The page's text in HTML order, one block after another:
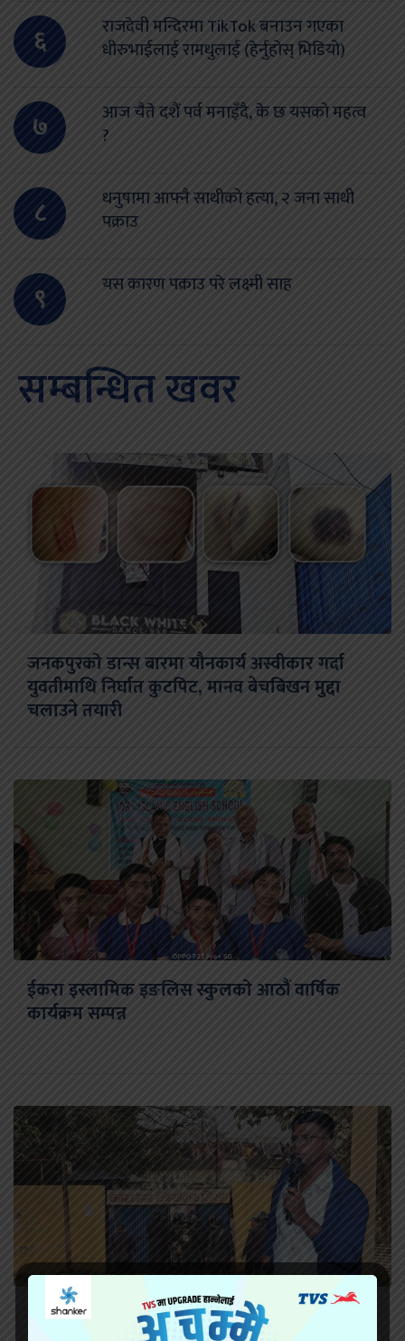
६
राजदेवी मन्दिरमा TikTok बनाउन गएका
धीरुभाईलाई रामधुलाई (हेर्नुहोस् भिडियो)
७
आज चैते दशैं पर्व मनाइँदै, के छ यसको महत्व
?
८
धनुषामा आफ्नै साथीको हत्या, २ जना साथी
पक्राउ
९ यस कारण पक्राउ परे लक्ष्मी साह
सम्बन्धित खवर
जनकपुरको डान्स बारमा यौनकार्य अस्वीकार गर्दा
युवतीमाथि निर्घात कुटपिट, मानव बेचबिखन मुद्दा
चलाउने तयारी
ईकरा इस्लामिक इङलिस स्कुलको आठौं वार्षिक
कार्यक्रम सम्पन्न
सिरहा कारागारको अवस्थाबारे राईनको गम्भीर प्रश्न